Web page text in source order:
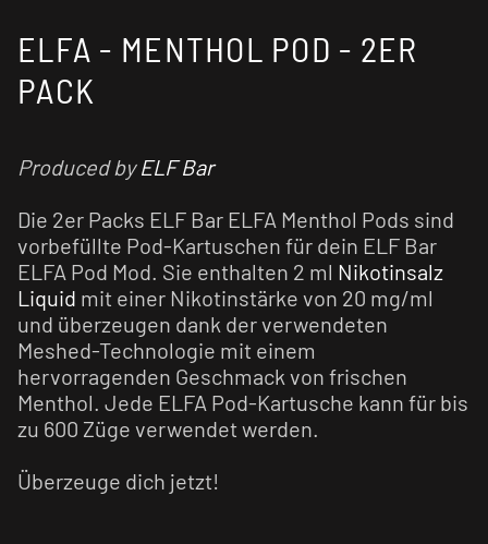
ELFA - MENTHOL POD - 2ER
PACK
Produced byELF Bar
Die 2er Packs ELF Bar ELFA Menthol Pods sind
vorbefüllte Pod-Kartuschen für dein ELF Bar
ELFA Pod Mod. Sie enthalten 2 ml Nikotinsalz
Liquid mit einer Nikotinstärke von 20 mg/ml
und überzeugen dank der verwendeten
Meshed-Technologie mit einem
hervorragenden Geschmack von frischen
Menthol. Jede ELFA Pod-Kartusche kann für bis
zu 600 Züge verwendet werden.
Überzeuge dich jetzt!